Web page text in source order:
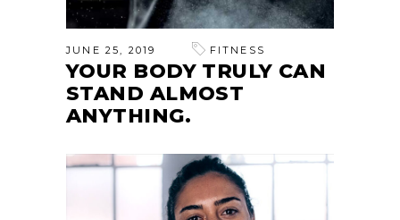
JUNE 25, 2019 FITNESS
YOUR BODY TRULY CAN
STAND ALMOST
ANYTHING.